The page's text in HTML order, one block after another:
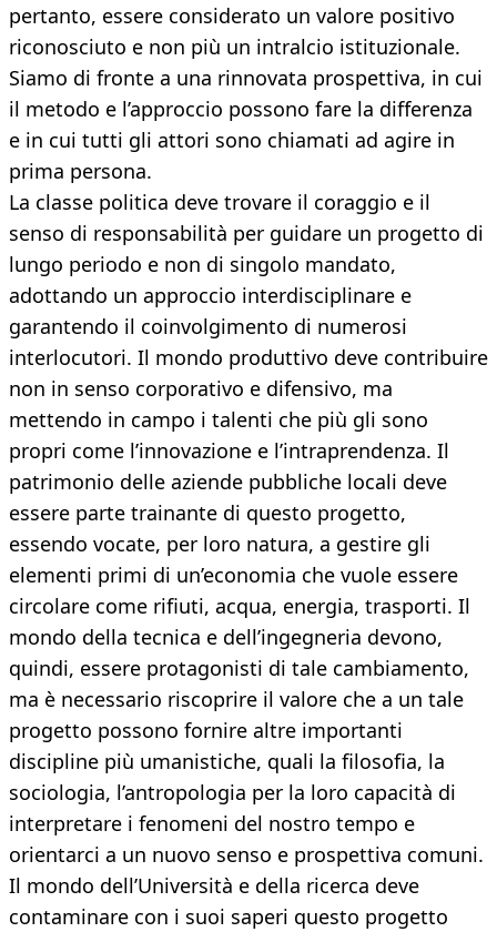
pertanto, essere considerato un valore positivo
riconosciuto e non più un intralcio istituzionale.
Siamo di fronte a una rinnovata prospettiva, in cui
il metodo e l’approccio possono fare la differenza
e in cui tutti gli attori sono chiamati ad agire in
prima persona.
La classe politica deve trovare il coraggio e il
senso di responsabilità per guidare un progetto di
lungo periodo e non di singolo mandato,
adottando un approccio interdisciplinare e
garantendo il coinvolgimento di numerosi
interlocutori. Il mondo produttivo deve contribuire
non in senso corporativo e difensivo, ma
mettendo in campo i talenti che più gli sono
propri come l’innovazione e l’intraprendenza. Il
patrimonio delle aziende pubbliche locali deve
essere parte trainante di questo progetto,
essendo vocate, per loro natura, a gestire gli
elementi primi di un’economia che vuole essere
circolare come rifiuti, acqua, energia, trasporti. Il
mondo della tecnica e dell’ingegneria devono,
quindi, essere protagonisti di tale cambiamento,
ma è necessario riscoprire il valore che a un tale
progetto possono fornire altre importanti
discipline più umanistiche, quali la filosofia, la
sociologia, l’antropologia per la loro capacità di
interpretare i fenomeni del nostro tempo e
orientarci a un nuovo senso e prospettiva comuni.
Il mondo dell’Università e della ricerca deve
contaminare con i suoi saperi questo progetto